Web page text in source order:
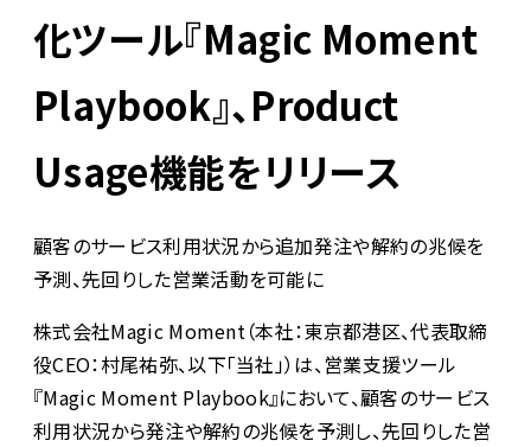
化ツール『Magic Moment
Playbook』、Product
Usage機能をリリース
顧客のサービス利用状況から追加発注や解約の兆候を
予測、先回りした営業活動を可能に
株式会社Magic Moment（本社：東京都港区、代表取締
役CEO：村尾祐弥、以下「当社」）は、営業支援ツール
『Magic Moment Playbook』において、顧客のサービス
利用状況から発注や解約の兆候を予測し、先回りした営